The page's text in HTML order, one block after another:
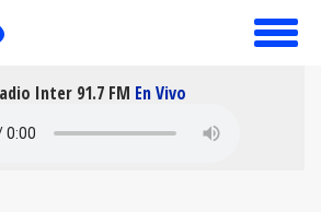
toggle
Inter 91.7 FM En Vivo